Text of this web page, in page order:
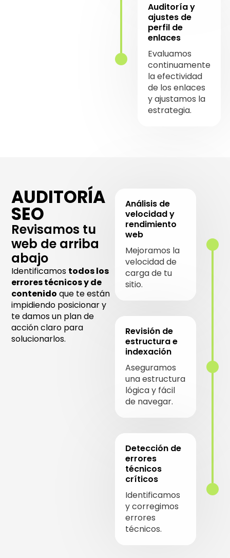
Auditoría y
ajustes de
perfil de
enlaces
Evaluamos
continuamente
la efectividad
de los enlaces
y ajustamos la
estrategia.
AUDITORÍA
SEO
Revisamos tu
web de arriba
abajo
Identificamos todos los
errores técnicos y de
contenido que te están
impidiendo posicionar y
te damos un plan de
acción claro para
solucionarlos.
Análisis de
velocidad y
rendimiento
web
Mejoramos la
velocidad de
carga de tu
sitio.
Revisión de
estructura e
indexación
Aseguramos
una estructura
lógica y fácil
de navegar.
Detección de
errores
técnicos
críticos
Identificamos
y corregimos
errores
técnicos.